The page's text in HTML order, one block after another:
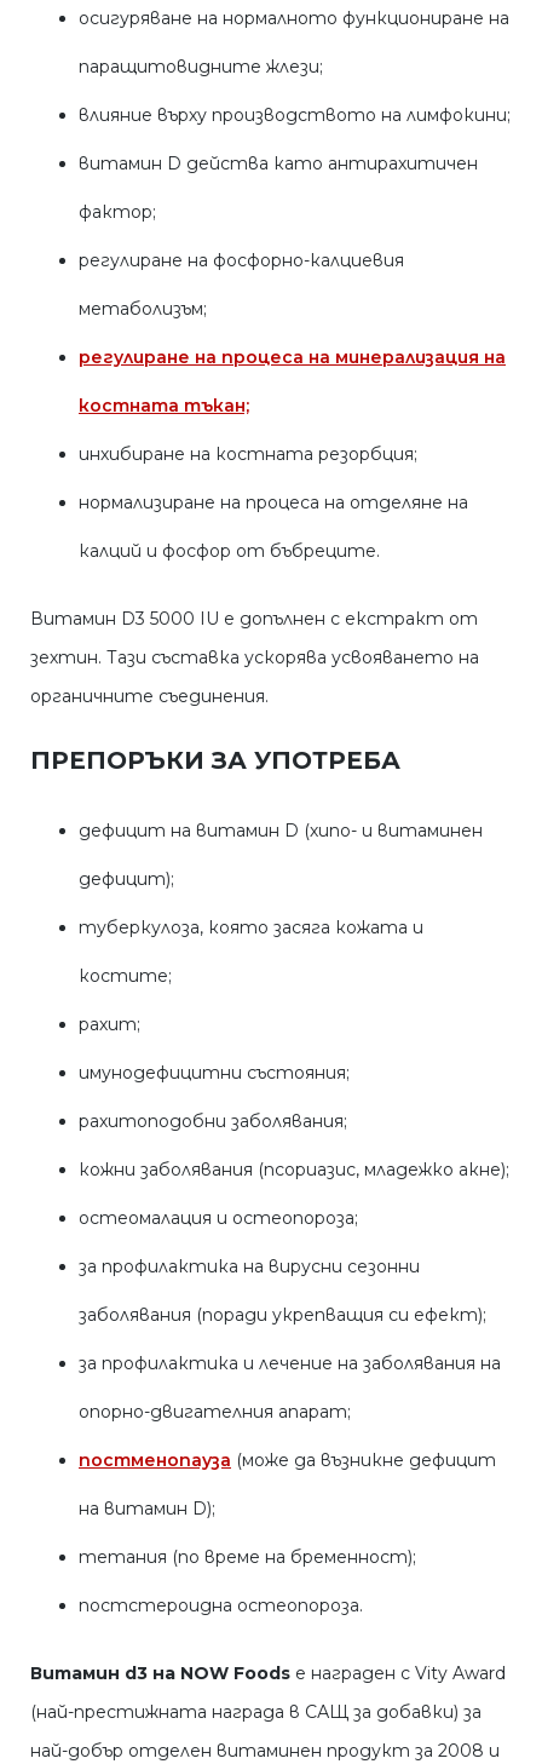
осигуряване на нормалното функциониране на
паращитовидните жлези;
влияние върху производството на лимфокини;
витамин D действа като антирахитичен
фактор;
регулиране на фосфорно-калциевия
метаболизъм;
регулиране на процеса на минерализация на
костната тъкан;
инхибиране на костната резорбция;
нормализиране на процеса на отделяне на
калций и фосфор от бъбреците.
Витамин D3 5000 IU е допълнен с екстракт от
зехтин. Тази съставка ускорява усвояването на
органичните съединения.
ПРЕПОРЪКИ ЗА УПОТРЕБА
дефицит на витамин D (хипо- и витаминен
дефицит);
туберкулоза, която засяга кожата и
костите;
рахит;
имунодефицитни състояния;
рахитоподобни заболявания;
кожни заболявания (псориазис, младежко акне);
остеомалация и остеопороза;
за профилактика на вирусни сезонни
заболявания (поради укрепващия си ефект);
за профилактика и лечение на заболявания на
опорно-двигателния апарат;
постменопауза (може да възникне дефицит
на витамин D);
тетания (по време на бременност);
постстероидна остеопороза.
Витамин d3 на NOW Foods е награден с Vity Award
(най-престижната награда в САЩ за добавки) за
най-добър отделен витаминен продукт за 2008 и